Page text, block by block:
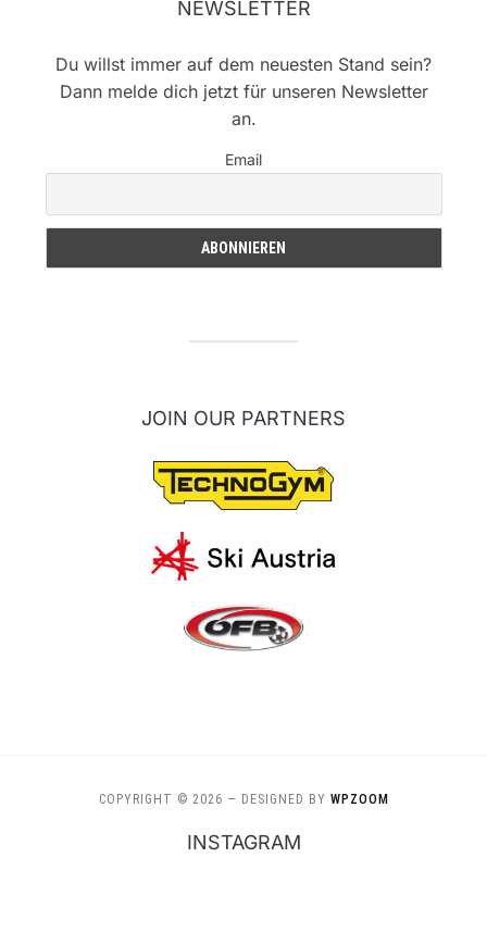
NEWSLETTER
Du willst immer auf dem neuesten Stand sein?
Dann melde dich jetzt für unseren Newsletter
an.
Email
JOIN OUR PARTNERS
COPYRIGHT © 2026 — DESIGNED BY WPZOOM
INSTAGRAM